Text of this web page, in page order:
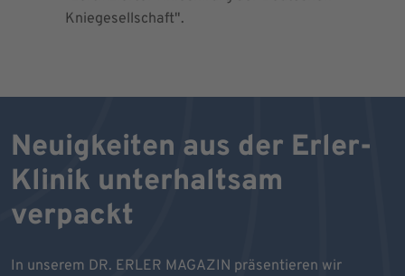
Kniegesellschaft".
Neuigkeiten aus der Erler-
Klinik unterhaltsam
verpackt
In unserem DR. ERLER MAGAZIN präsentieren wir